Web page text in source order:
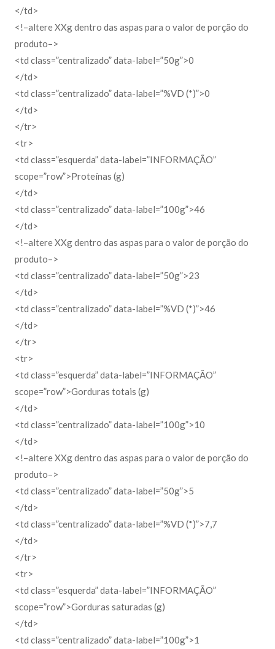
</td>
<!–altere XXg dentro das aspas para o valor de porção do
produto–>
<td class=”centralizado” data-label=”50g”>0
</td>
<td class=”centralizado” data-label=”%VD (*)”>0
</td>
</tr>
<tr>
<td class=”esquerda” data-label=”INFORMAÇÃO”
scope=”row”>Proteínas (g)
</td>
<td class=”centralizado” data-label=”100g”>46
</td>
<!–altere XXg dentro das aspas para o valor de porção do
produto–>
<td class=”centralizado” data-label=”50g”>23
</td>
<td class=”centralizado” data-label=”%VD (*)”>46
</td>
</tr>
<tr>
<td class=”esquerda” data-label=”INFORMAÇÃO”
scope=”row”>Gorduras totais (g)
</td>
<td class=”centralizado” data-label=”100g”>10
</td>
<!–altere XXg dentro das aspas para o valor de porção do
produto–>
<td class=”centralizado” data-label=”50g”>5
</td>
<td class=”centralizado” data-label=”%VD (*)”>7,7
</td>
</tr>
<tr>
<td class=”esquerda” data-label=”INFORMAÇÃO”
scope=”row”>Gorduras saturadas (g)
</td>
<td class=”centralizado” data-label=”100g”>1